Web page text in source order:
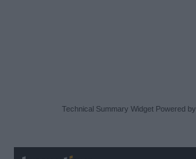
Technical Summary Widget Powered by